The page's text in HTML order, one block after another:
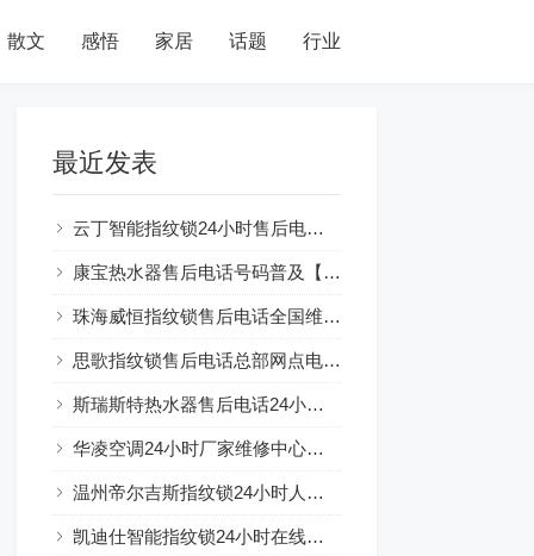
散文 感悟 家居 话题 行业
最近发表
云丁智能指纹锁24小时售后电话人工400客服电话
康宝热水器售后电话号码普及【燃气热水器水气双调：节能环保新选择】
珠海威恒指纹锁售后电话全国维修网点及电话号码查询
思歌指纹锁售后电话总部网点电话查询
斯瑞斯特热水器售后电话24小时解释☞房东装热水器可以吗？注意事项一览
华凌空调24小时厂家维修中心服务总部
温州帝尔吉斯指纹锁24小时人工服务热线电话全国
凯迪仕智能指纹锁24小时在线咨询热线